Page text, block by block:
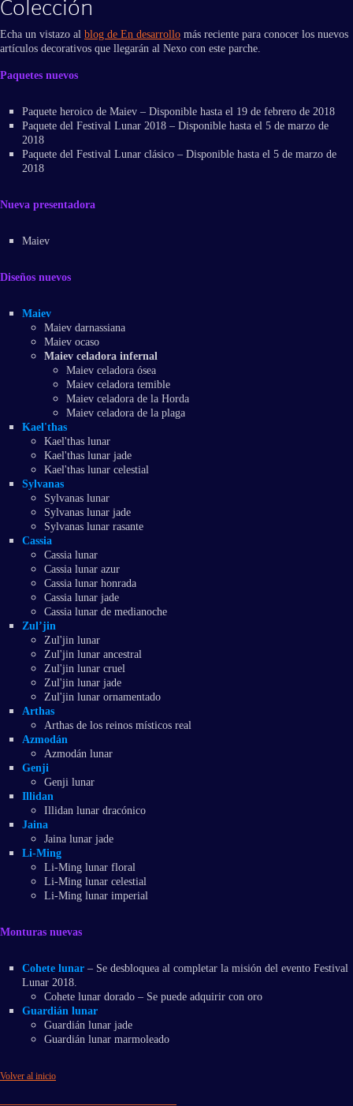
Colección
Echa un vistazo al blog de En desarrollo más reciente para conocer los nuevos
artículos decorativos que llegarán al Nexo con este parche.
Paquetes nuevos
Paquete heroico de Maiev – Disponible hasta el 19 de febrero de 2018
Paquete del Festival Lunar 2018 – Disponible hasta el 5 de marzo de
2018
Paquete del Festival Lunar clásico – Disponible hasta el 5 de marzo de
2018
Nueva presentadora
Maiev
Diseños nuevos
Maiev
Maiev darnassiana
Maiev ocaso
Maiev celadora infernal
Maiev celadora ósea
Maiev celadora temible
Maiev celadora de la Horda
Maiev celadora de la plaga
Kael'thas
Kael'thas lunar
Kael'thas lunar jade
Kael'thas lunar celestial
Sylvanas
Sylvanas lunar
Sylvanas lunar jade
Sylvanas lunar rasante
Cassia
Cassia lunar
Cassia lunar azur
Cassia lunar honrada
Cassia lunar jade
Cassia lunar de medianoche
Zul’jin
Zul'jin lunar
Zul'jin lunar ancestral
Zul'jin lunar cruel
Zul'jin lunar jade
Zul'jin lunar ornamentado
Arthas
Arthas de los reinos místicos real
Azmodán
Azmodán lunar
Genji
Genji lunar
Illidan
Illidan lunar dracónico
Jaina
Jaina lunar jade
Li-Ming
Li-Ming lunar floral
Li-Ming lunar celestial
Li-Ming lunar imperial
Monturas nuevas
Cohete lunar – Se desbloquea al completar la misión del evento Festival
Lunar 2018.
Cohete lunar dorado – Se puede adquirir con oro
Guardián lunar
Guardián lunar jade
Guardián lunar marmoleado
Volver al inicio